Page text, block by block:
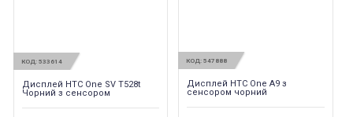
КОД: 533614
Дисплей HTC One SV T528t
Чорний з сенсором
КОД: 547888
Дисплей HTC One A9 з
сенсором чорний